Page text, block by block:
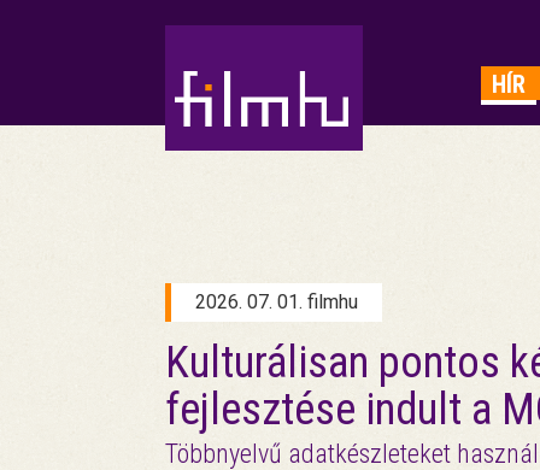
HÍR
2026. 07. 01. filmhu
Kulturálisan pontos
fejlesztése indult a
Többnyelvű adatkészleteket